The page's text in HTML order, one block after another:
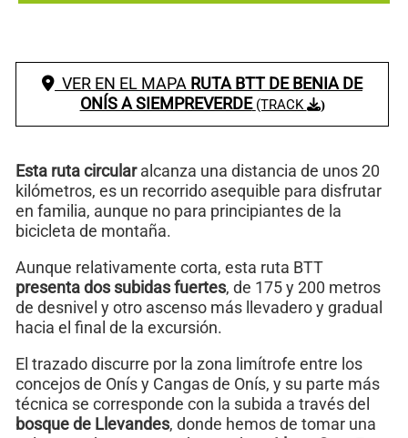
VER EN EL MAPA RUTA BTT DE BENIA DE
ONÍS A SIEMPREVERDE (TRACK )
Esta ruta circularalcanza una distancia de unos 20
kilómetros, es un recorrido asequible para disfrutar
en familia, aunque no para principiantes de la
bicicleta de montaña.
Aunque relativamente corta, esta ruta BTT
presenta dos subidas fuertes, de 175 y 200 metros
de desnivel y otro ascenso más llevadero y gradual
hacia el final de la excursión.
El trazado discurre por la zona limítrofe entre los
concejos de Onís y Cangas de Onís, y su parte más
técnica se corresponde con la subida a través del
bosque de Llevandes, donde hemos de tomar una